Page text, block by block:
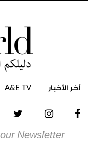
آخر الأخبار A& E TV